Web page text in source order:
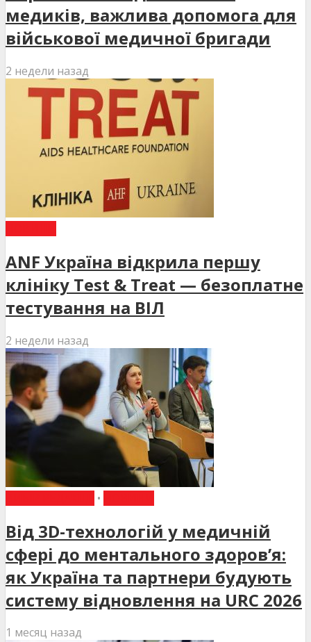
медиків, важлива допомога для
військової медичної бригади
2 недели назад
ANF Україна відкрила першу
клініку Test & Treat — безоплатне
тестування на ВІЛ
2 недели назад
•
Від 3D-технологій у медичній
сфері до ментального здоров’я:
як Україна та партнери будують
систему відновлення на URC 2026
1 месяц назад